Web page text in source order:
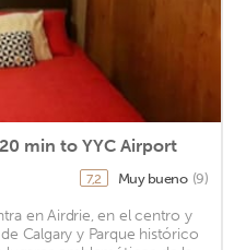
min to YYC Airport
7,2 Muy bueno (9)
en Airdrie, en el centro y
Calgary y Parque histórico